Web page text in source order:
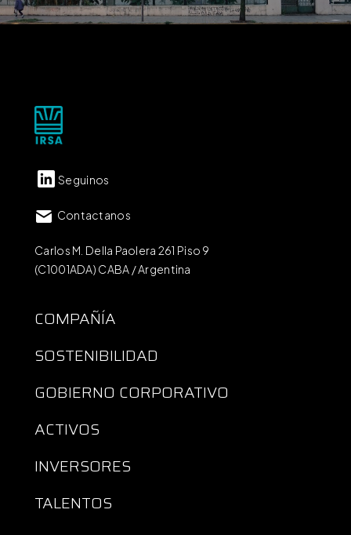
Seguinos
Contactanos
Carlos M. Della Paolera 261 Piso 9
(C1001ADA) CABA / Argentina
COMPAÑÍA
SOSTENIBILIDAD
GOBIERNO CORPORATIVO
ACTIVOS
INVERSORES
TALENTOS